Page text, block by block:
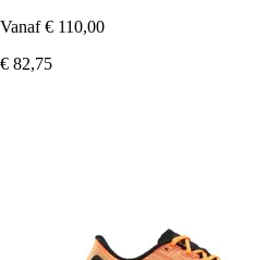
Vanaf € 110,00
€ 82,75